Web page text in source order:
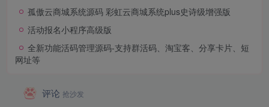
孤傲云商城系统源码 彩虹云商城系统plus史诗级增强版
活动报名小程序高级版
全新功能活码管理源码-支持群活码、淘宝客、分享卡片、短
网址等
评论 抢沙发